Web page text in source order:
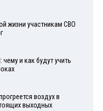
жизни участникам СВО
и как будут учить
воздух в
выходных